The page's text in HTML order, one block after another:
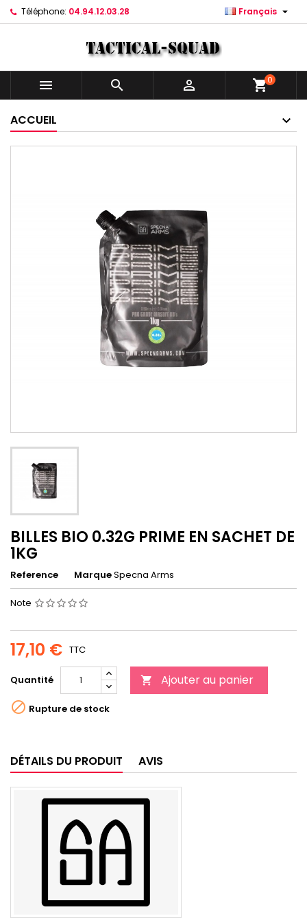
Téléphone: 04.94.12.03.28 Français 
   shopping_cart0
ACCUEIL
BILLES BIO 0.32G PRIME EN SACHET DE
1KG
Reference MarqueSpecna Arms
Note
17,10 € TTC
Quantité  Ajouter au panier
 Rupture de stock
DÉTAILS DU PRODUIT AVIS